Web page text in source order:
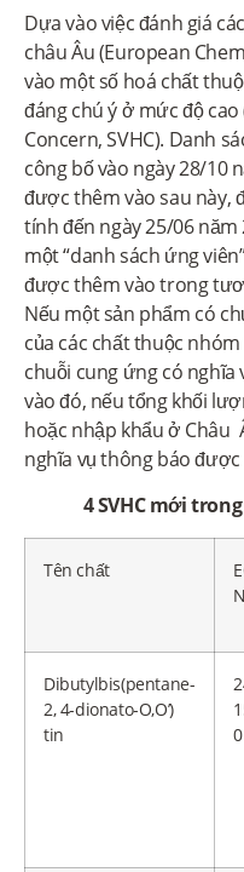
Dựa vào việc đánh giá
châu Âu (European
vào một số hoá chất
đáng chú ý ở mức độ
Concern, SVHC). Danh
công bố vào ngày 28/10
được thêm vào sau này,
tính đến ngày 25/06 năm
một “danh sách ứng
được thêm vào trong
Nếu một sản phẩm có
của các chất thuộc
chuỗi cung ứng có nghĩa
vào đó, nếu tổng khối
hoặc nhập khẩu ở
nghĩa vụ thông báo
4 SVHC mới
Tên chất
Dibutylbis(pentane-
2, 4-dionato-O,O’)
tin
0